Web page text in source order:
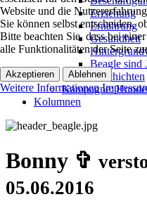
Erziehung
Ernährung
Gesundheit
Beagle sind
Geschichten
Kampagne:
Kolumnen
Bonny ✞
05.06.2016
Website und die
Sie können selbst entscheiden,
Bitte beachten Sie, dass bei
alle Funktionalitäten der Seite
Akzeptieren Ablehnen
Weitere Informationen